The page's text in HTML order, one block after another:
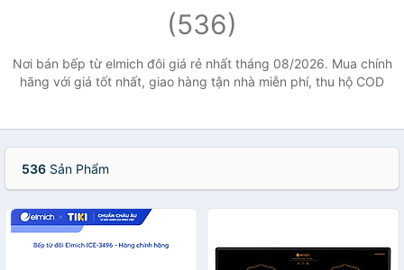
(536)
Nơi bán bếp từ elmich đôi giá rẻ nhất tháng 08/2026. Mua chính
hãng với giá tốt nhất, giao hàng tận nhà miễn phí, thu hộ COD
536 Sản Phẩm